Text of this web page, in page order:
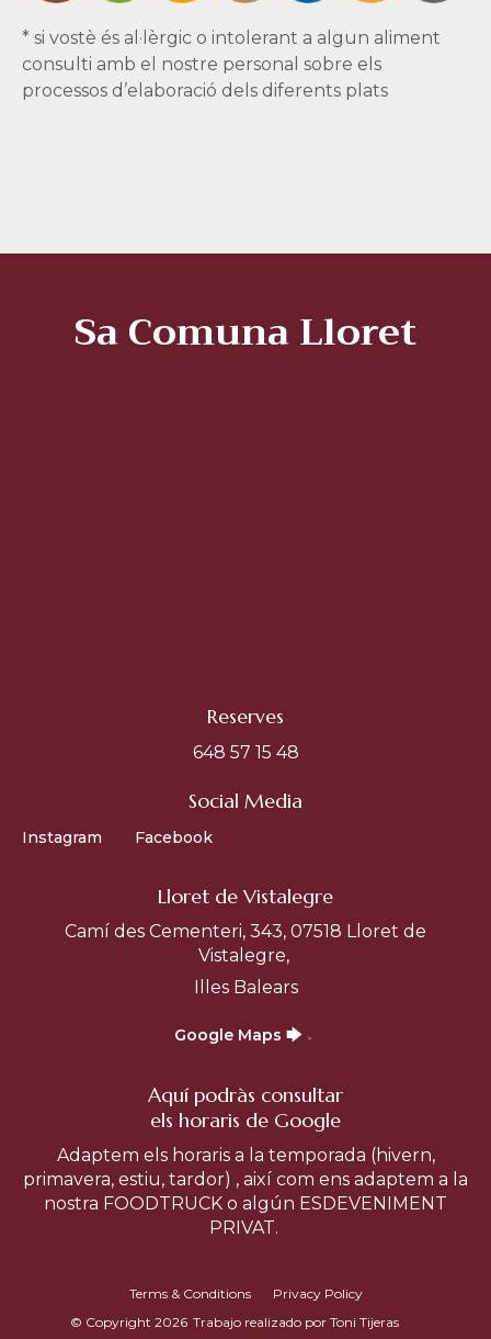
* si vostè és al·lèrgic o intolerant a algun aliment
consulti amb el nostre personal sobre els
processos d’elaboració dels diferents plats
Sa Comuna Lloret
Reserves
648 57 15 48
Social Media
Instagram Facebook
Lloret de Vistalegre
Camí des Cementeri, 343, 07518 Lloret de
Vistalegre,
Illes Balears
Google Maps 🡆
Aquí podràs consultar
els horaris de Google
Adaptem els horaris a la temporada (hivern,
primavera, estiu, tardor) , així com ens adaptem a la
nostra FOODTRUCK o algún ESDEVENIMENT
PRIVAT.
© Copyright 2026 Trabajo realizado por Toni Tijeras
Terms & Conditions Privacy Policy